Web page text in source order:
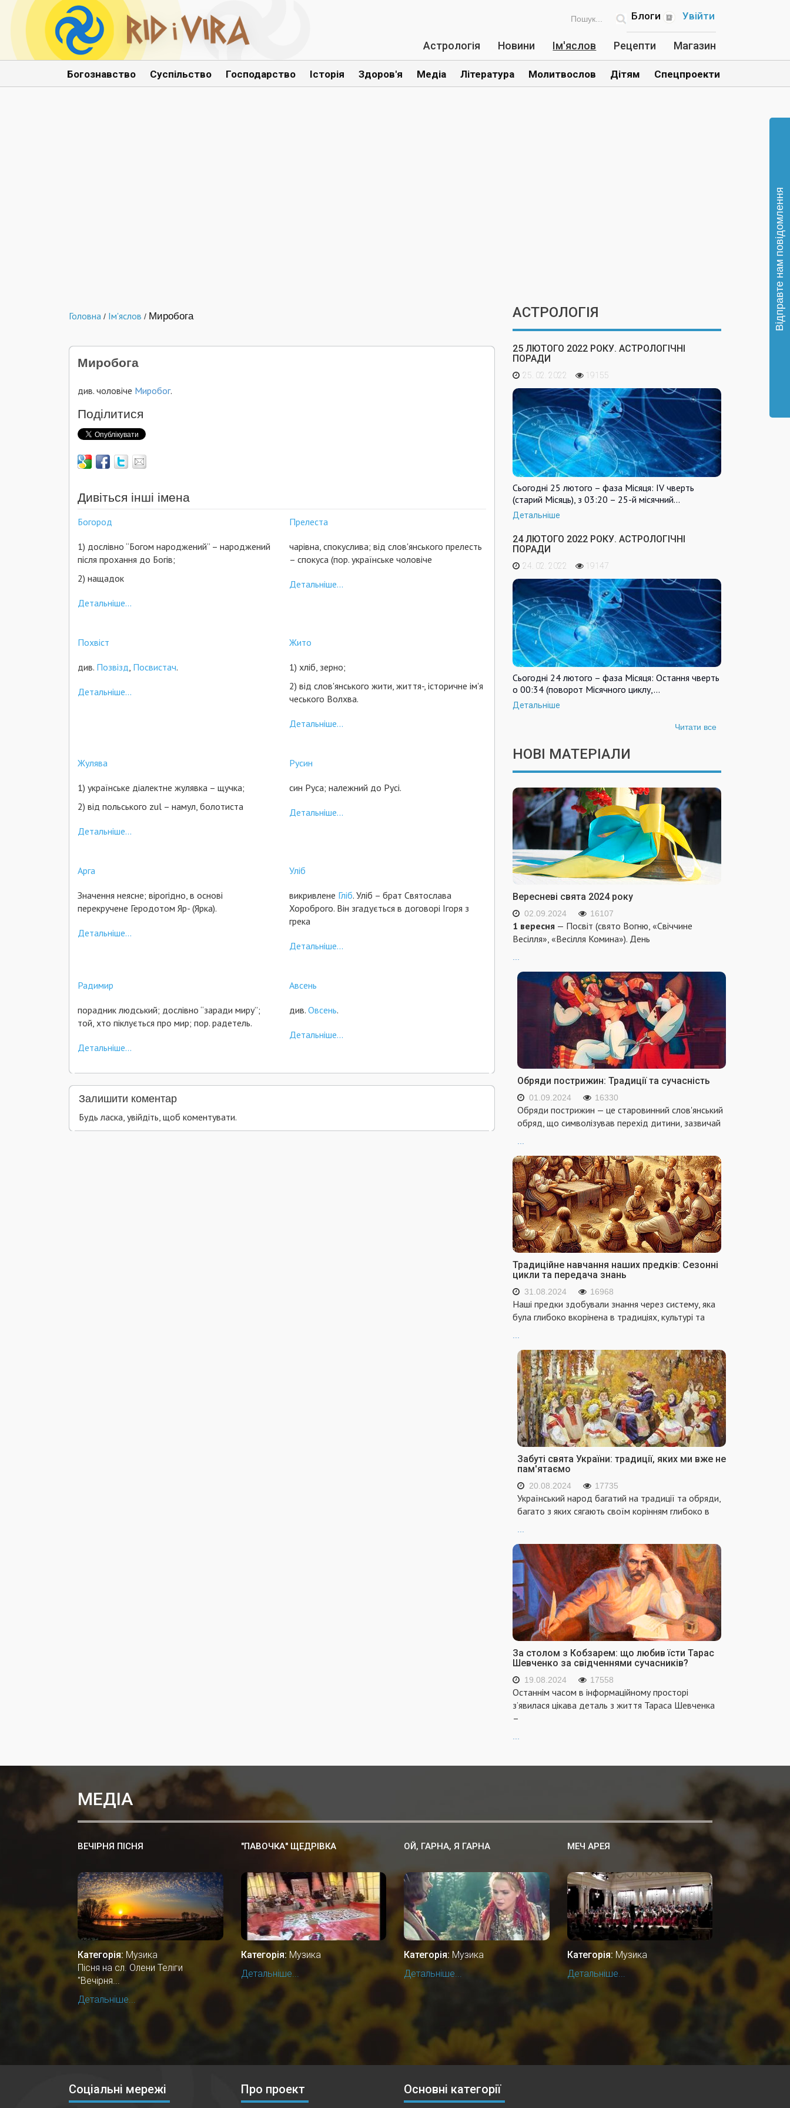
Увійти
Блоги
Астрологія Новини Ім'яслов Рецепти Магазин
Богознавство Суспільство Господарство Історія Здоров'я Медіа Література Молитвослов Дітям Спецпроекти
Головна / Ім'яслов / Миробога
Миробога
див. чоловіче Миробог.
Поділитися
Дивіться інші імена
Богород
1) дослівно “Богом народжений” – народжений
після прохання до Богів;
2) нащадок
Детальніше...
Прелеста
чарівна, спокуслива; від слов'янського прелесть
– спокуса (пор. українське чоловіче
Детальніше...
Похвіст
див. Позвізд Посвистач.
Детальніше...
Жито
1) хліб, зерно;
2) від слов'янського жити, життя-, історичне ім'я
чеського Волхва.
Детальніше...
Жулява
1) українське діалектне жулявка – щучка;
2) від польського zul – намул, болотиста
Детальніше...
Русин
син Руса; належний до Русі.
Детальніше...
Арга
Значення неясне; вірогідно, в основі
перекручене Геродотом Яр- (Ярка).
Детальніше...
Уліб
викривлене Гліб. Уліб – брат Святослава
Хороброго. Він згадується в договорі Ігоря з
грека
Детальніше...
Радимир
порадник людський; дослівно “заради миру”;
той, хто піклується про мир; пор. радетель.
Детальніше...
Авсень
див. Овсень.
Детальніше...
Залишити коментар
Будь ласка, увійдіть, щоб коментувати.
АСТРОЛОГІЯ
25 ЛЮТОГО 2022 РОКУ. АСТРОЛОГІЧНІ
ПОРАДИ
25. 02. 2022 19155
Сьогодні 25 лютого – фаза Місяця: IV чверть
(старий Місяць), з 03:20 – 25-й місячний…
Детальніше
24 ЛЮТОГО 2022 РОКУ. АСТРОЛОГІЧНІ
ПОРАДИ
24. 02. 2022 19147
Сьогодні 24 лютого – фаза Місяця: Остання чверть
о 00:34 (поворот Місячного циклу,…
Детальніше
Читати все
НОВІ МАТЕРІАЛИ
Вересневі свята 2024 року
02.09.2024 16107
1 вересня — Посвіт (свято Вогню, «Свіччине
Весілля», «Весілля Комина»). День
...
Обряди пострижин: Традиції та сучасність
01.09.2024 16330
Обряди пострижин — це старовинний слов'янський
обряд, що символізував перехід дитини, зазвичай
...
Традиційне навчання наших предків: Сезонні
цикли та передача знань
31.08.2024 16968
Наші предки здобували знання через систему, яка
була глибоко вкорінена в традиціях, культурі та
...
Забуті свята України: традиції, яких ми вже не
пам'ятаємо
20.08.2024 17735
Український народ багатий на традиції та обряди,
багато з яких сягають своїм корінням глибоко в
...
За столом з Кобзарем: що любив їсти Тарас
Шевченко за свідченнями сучасників?
19.08.2024 17558
Останнім часом в інформаційному просторі
з’явилася цікава деталь з життя Тараса Шевченка
–
...
МЕДІА
ВЕЧІРНЯ ПІСНЯ
Категорія: Музика
Пісня на сл. Олени Теліги
"Вечірня...
Детальніше...
"ПАВОЧКА" ЩЕДРІВКА
Категорія: Музика
Детальніше...
ОЙ, ГАРНА, Я ГАРНА
Категорія: Музика
Детальніше...
МЕЧ АРЕЯ
Категорія: Музика
Детальніше...
Соціальні мережі Про проект Основні категорії
Відправте нам повідомлення